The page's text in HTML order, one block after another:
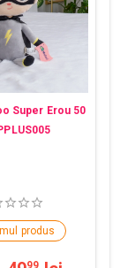
Super Erou 50
produs
99